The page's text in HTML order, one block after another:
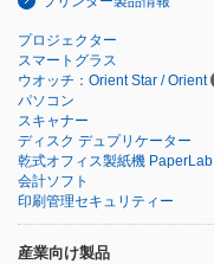
プロジェクター
スマートグラス
ウオッチ：Orient Star / Orient
パソコン
スキャナー
ディスク デュプリケーター
乾式オフィス製紙機 PaperLab
会計ソフト
印刷管理セキュリティー
産業向け製品